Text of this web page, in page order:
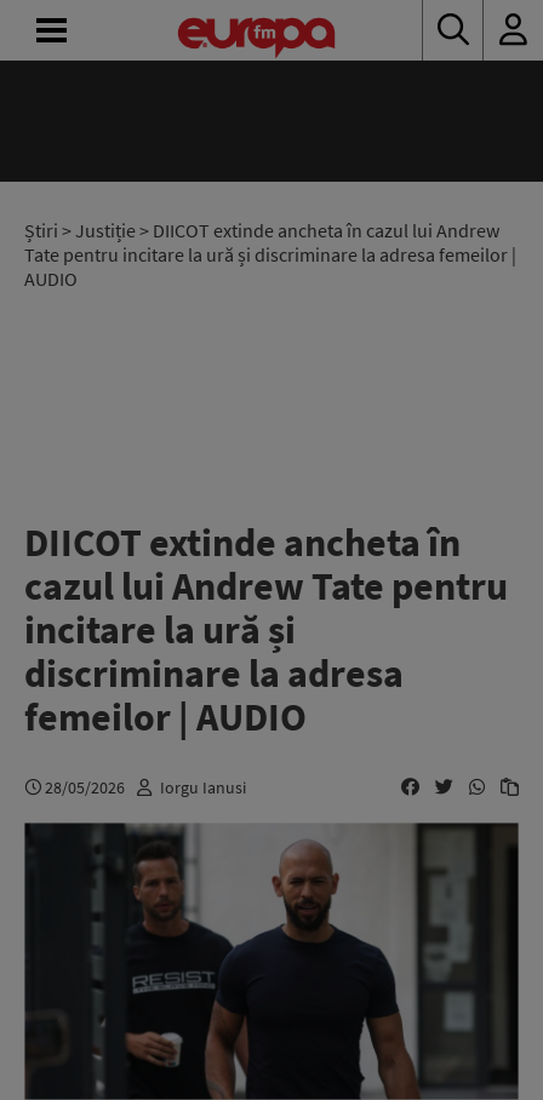
Știri > Justiție> DIICOT extinde ancheta în cazul lui Andrew
Tate pentru incitare la ură și discriminare la adresa femeilor |
AUDIO
DIICOT extinde ancheta în
cazul lui Andrew Tate pentru
incitare la ură și
discriminare la adresa
femeilor | AUDIO
28/05/2026 Iorgu Ianusi
RADIO
CONCURSURI